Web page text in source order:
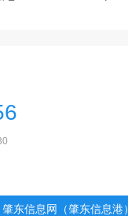
肇东信息网（肇东信息